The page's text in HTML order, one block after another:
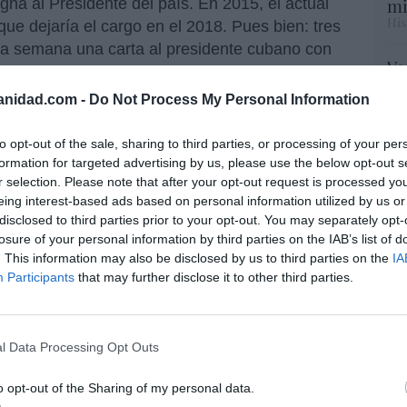
- Do Not Process My Personal Information
opt-out of the sale, sharing to third parties, or processing of your
for targeted advertising by us, please use the below opt-out
selection. Please note that after your opt-out request is processed
interest-based ads based on personal information utilized by us
to third parties prior to your opt-out. You may separately
of your personal information by third parties on the IAB’s list of
This information may also be disclosed by us to third parties on the
Participants that may further disclose it to other third parties.
Data Processing Opt Outs
opt-out of the Sharing of my personal data.
al Presidente del país. En 2015, el actual
dejaría el cargo en el 2018. Pues bien: tres
semana una carta al presidente cubano con
"elegir en libertad", porque "en Cuba hay
denunciaron el "estilo totalitario" del
autorizado a existir. No se permite al
Aciprensa.Y de la dictadura cubana a
obispos deGuatemalahan denunciado que
bajo la dictadura de lacorrupción y pone
Los obispos condenan la actuación del
de la República. Y lamentan que
de lo que ocurre. Nos preocupa la
de redes políticas y económicas ilícitas
la corrupción, aprovechándose del
de su enriquecimiento, como también, la
de la sociedad y las acciones de poderes
, ha anunciado su decisión de retirar en su